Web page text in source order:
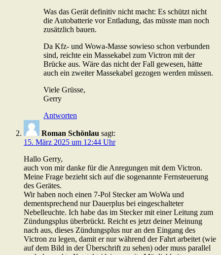
Was das Gerät definitiv nicht macht: Es schützt nicht
die Autobatterie vor Entladung, das müsste man noch
zusätzlich bauen.
Da Kfz- und Wowa-Masse sowieso schon verbunden
sind, reichte ein Massekabel zum Victron mit der
Brücke aus. Wäre das nicht der Fall gewesen, hätte
auch ein zweiter Massekabel gezogen werden müssen.
Viele Grüsse,
Gerry
Antworten
Roman Schönlau sagt:
15. März 2025 um 12:44 Uhr
Hallo Gerry,
auch von mir danke für die Anregungen mit dem Victron.
Meine Frage bezieht sich auf die sogenannte Fernsteuerung
des Gerätes.
Wir haben noch einen 7-Pol Stecker am WoWa und
dementsprechend nur Dauerplus bei eingeschalteter
Nebelleuchte. Ich habe das im Stecker mit einer Leitung zum
Zündungsplus überbrückt. Reicht es jetzt deiner Meinung
nach aus, dieses Zündungsplus nur an den Eingang des
Victron zu legen, damit er nur während der Fahrt arbeitet (wie
auf dem Bild in der Überschrift zu sehen) oder muss parallel